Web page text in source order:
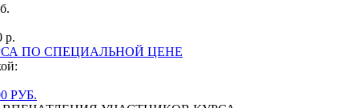
р.
ПО СПЕЦИАЛЬНОЙ ЦЕНЕ
РУБ.